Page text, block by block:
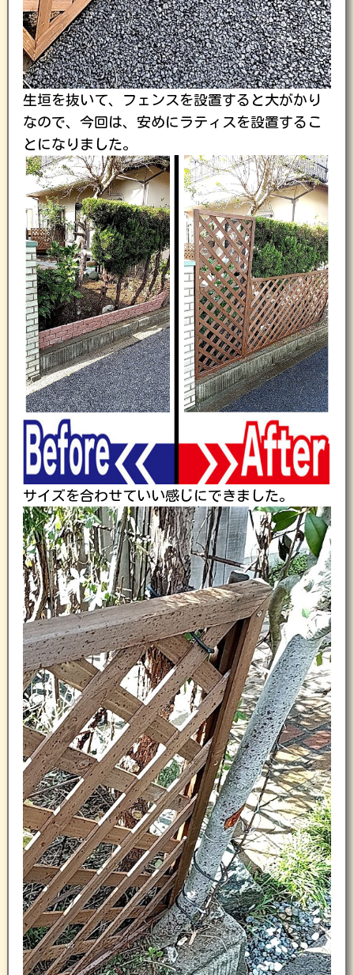
生垣を抜いて、フェンスを設置すると大がかり
なので、今回は、安めにラティスを設置するこ
とになりました。
サイズを合わせていい感じにできました。